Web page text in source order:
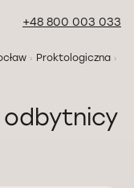
+48 800 003 033
Proktologiczna
odbytnicy